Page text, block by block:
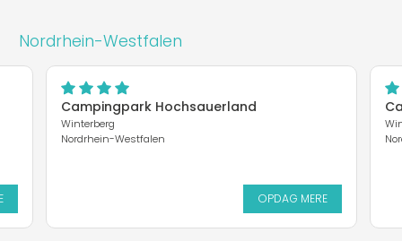
Nordrhein-Westfalen
Campingpark Hochsauerland
Winterberg
Nordrhein-Westfalen
OPDAG MERE